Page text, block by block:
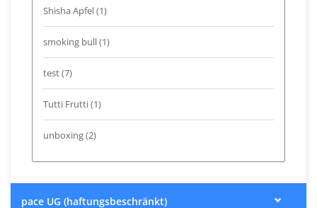
Shisha Apfel(1)
smoking bull(1)
test(7)
Tutti Frutti(1)
unboxing(2)
pace UG (haftungsbeschränkt)